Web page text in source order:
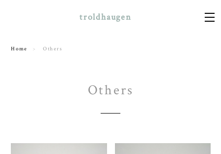
troldhaugen
Home Others
Others